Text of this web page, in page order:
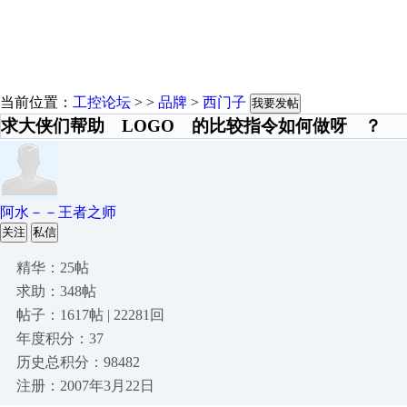
当前位置： 工控论坛 > > 品牌 > 西门子 我要发帖
求大侠们帮助 LOGO 的比较指令如何做呀 ？
阿水－－王者之师
关注 私信
精华：25帖
求助：348帖
帖子：1617帖 | 22281回
年度积分：37
历史总积分：98482
注册：2007年3月22日